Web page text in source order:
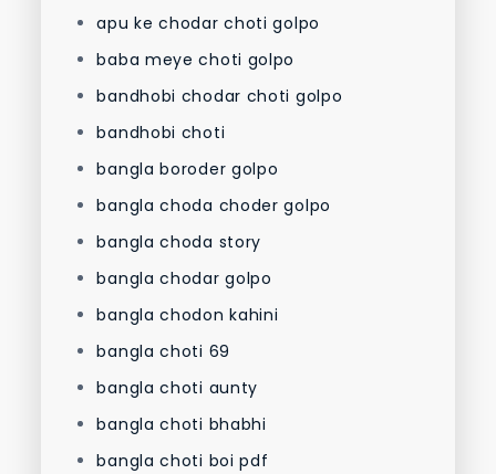
apu ke chodar choti golpo
baba meye choti golpo
bandhobi chodar choti golpo
bandhobi choti
bangla boroder golpo
bangla choda choder golpo
bangla choda story
bangla chodar golpo
bangla chodon kahini
bangla choti 69
bangla choti aunty
bangla choti bhabhi
bangla choti boi pdf